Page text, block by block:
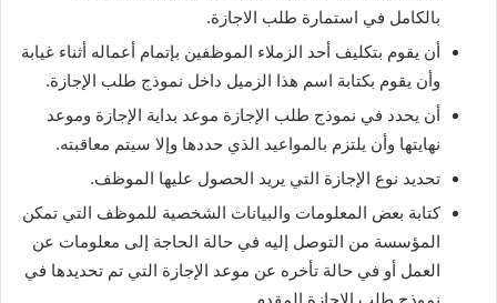
بالكامل في استمارة طلب الاجازة.
أن يقوم بتكليف أحد الزملاء الموظفين بإتمام أعماله أثناء غيابة
وأن يقوم بكتابة اسم هذا الزميل داخل نموذج طلب الإجازة.
أن يحدد في نموذج طلب الإجازة موعد بداية الإجازة وموعد
نهايتها وأن يلتزم بالمواعيد الذي حددها وإلا سيتم معاقبته.
تحديد نوع الإجازة التي يريد الحصول عليها الموظف.
كتابة بعض المعلومات والبيانات الشخصية للموظف التي تمكن
المؤسسة من التوصل إليه في حالة الحاجة إلى معلومات عن
العمل أو في حالة تأخره عن موعد الإجازة التي تم تحديدها في
نموذج طلب الإجازة المقدم.